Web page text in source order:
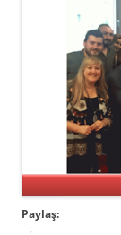
Paylaş: